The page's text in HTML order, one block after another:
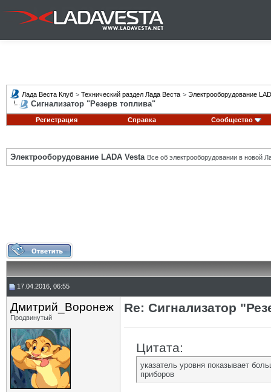
Лада Веста Клуб > Технический раздел Лада Веста > Электрооборудование
Сигнализатор "Резерв топлива"
Регистрация Справка Сообщество
Электрооборудование LADA Vesta Все об электрооборудовании в новой
17.04.2016, 06:55
Дмитрий_Воронеж
Продвинутый
Re: Сигнализатор
Цитата:
указатель уровня показывает
приборов